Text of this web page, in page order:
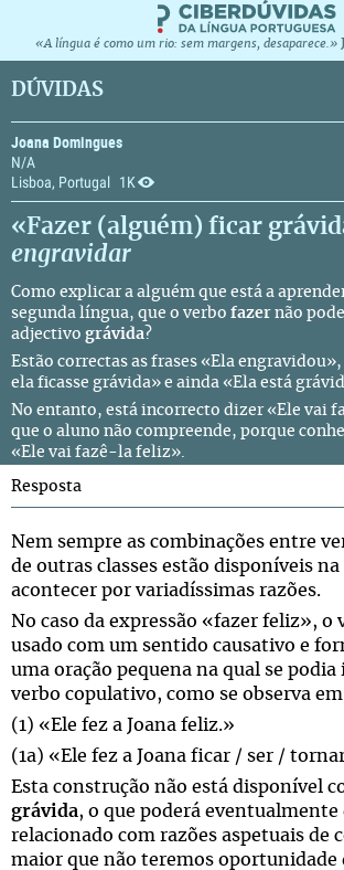
«A língua é como um rio: sem margens, desaparece.»
DÚVIDAS
Joana Domingues
N/A
Lisboa, Portugal
1K
«Fazer (alguém) ficar
engravidar
Como explicar a alguém que está a
segunda língua, que o verbo fazer não
adjectivo grávida?
Estão correctas as frases «Ela
ela ficasse grávida» e ainda «Ela está
No entanto, está incorrecto dizer «Ele vai
que o aluno não compreende, porque
«Ele vai fazê-la feliz».
Resposta
Nem sempre as combinações entre
de outras classes estão disponíveis
acontecer por variadíssimas razões.
No caso da expressão «fazer feliz», o
usado com um sentido causativo e
uma oração pequena na qual se
verbo copulativo, como se observa em
(1) «Ele fez a Joana feliz.»
(1a) «Ele fez a Joana ficar / ser /
Esta construção não está disponível
grávida, o que poderá eventualmente
relacionado com razões aspetuais de
maior que não teremos oportunidade